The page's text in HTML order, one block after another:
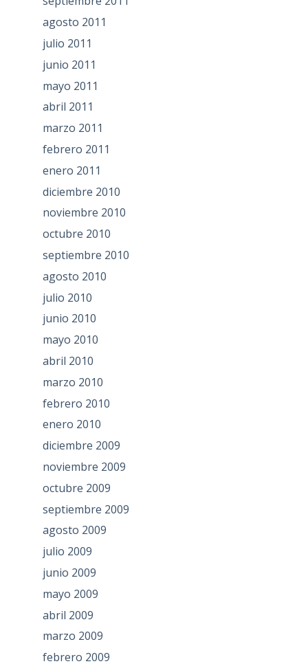
agosto 2011
julio 2011
junio 2011
mayo 2011
abril 2011
marzo 2011
febrero 2011
enero 2011
diciembre 2010
noviembre 2010
octubre 2010
septiembre 2010
agosto 2010
julio 2010
junio 2010
mayo 2010
abril 2010
marzo 2010
febrero 2010
enero 2010
diciembre 2009
noviembre 2009
octubre 2009
septiembre 2009
agosto 2009
julio 2009
junio 2009
mayo 2009
abril 2009
marzo 2009
febrero 2009